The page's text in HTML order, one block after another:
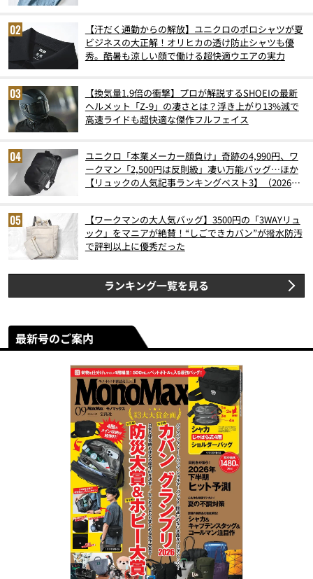
【汗だく通勤からの解放】ユニクロのポロシャツが夏
ビジネスの大正解！オリヒカの透け防止シャツも優
秀。酷暑も涼しい顔で働ける超快適ウエアの実力
【換気量1.9倍の衝撃】プロが解説するSHOEIの最新
ヘルメット「Z-9」の凄さとは？浮き上がり13%減で
高速ライドも超快適な傑作フルフェイス
ユニクロ「本業メーカー顔負け」奇跡の4,990円、ワ
ークマン「2,500円は反則級」凄い万能バッグ…ほか
【リュックの人気記事ランキングベスト3】（2026年
【ワークマンの大人気バッグ】3500円の「3WAYリュ
ック」をマニアが絶賛！“しごできカバン”が撥水防汚
で評判以上に優秀だった
ランキング一覧を見る
最新号のご案内